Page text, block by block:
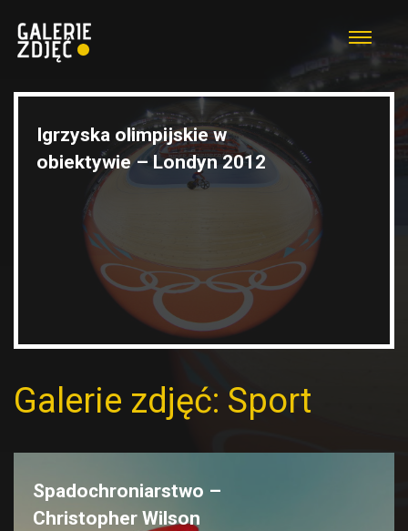
Igrzyska olimpijskie w
obiektywie – Londyn 2012
Galerie zdjęć: Sport
Spadochroniarstwo –
Christopher Wilson